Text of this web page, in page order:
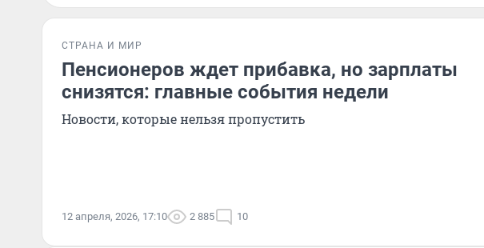
СТРАНА И МИР
Пенсионеров ждет прибавка, но зарплаты
снизятся: главные события недели
Новости, которые нельзя пропустить
12 апреля, 2026, 17:10 2 885 10